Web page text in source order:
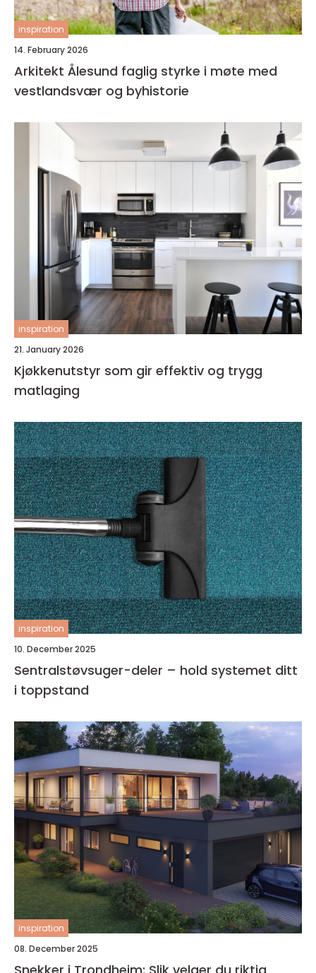
inspiration
14. February 2026
Arkitekt Ålesund faglig styrke i møte med
vestlandsvær og byhistorie
inspiration
21. January 2026
Kjøkkenutstyr som gir effektiv og trygg
matlaging
inspiration
10. December 2025
Sentralstøvsuger-deler – hold systemet ditt
i toppstand
inspiration
08. December 2025